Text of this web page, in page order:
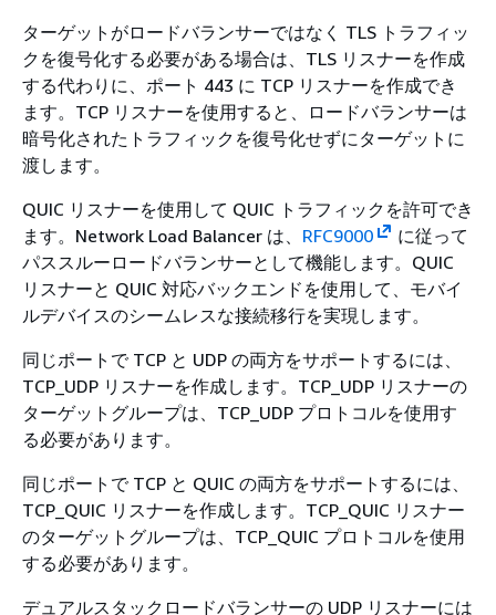
ターゲットがロードバランサーではなく TLS トラフィッ
クを復号化する必要がある場合は、TLS リスナーを作成
する代わりに、ポート 443 に TCP リスナーを作成でき
ます。TCP リスナーを使用すると、ロードバランサーは
暗号化されたトラフィックを復号化せずにターゲットに
渡します。
QUIC リスナーを使用して QUIC トラフィックを許可でき
ます。Network Load Balancer は、 RFC9000
に従って
パススルーロードバランサーとして機能します。QUIC
リスナーと QUIC 対応バックエンドを使用して、モバイ
ルデバイスのシームレスな接続移行を実現します。
同じポートで TCP と UDP の両方をサポートするには、
TCP_UDP リスナーを作成します。TCP_UDP リスナーの
ターゲットグループは、TCP_UDP プロトコルを使用す
る必要があります。
同じポートで TCP と QUIC の両方をサポートするには、
TCP_QUIC リスナーを作成します。TCP_QUIC リスナー
のターゲットグループは、TCP_QUIC プロトコルを使用
する必要があります。
デュアルスタックロードバランサーの UDP リスナーには